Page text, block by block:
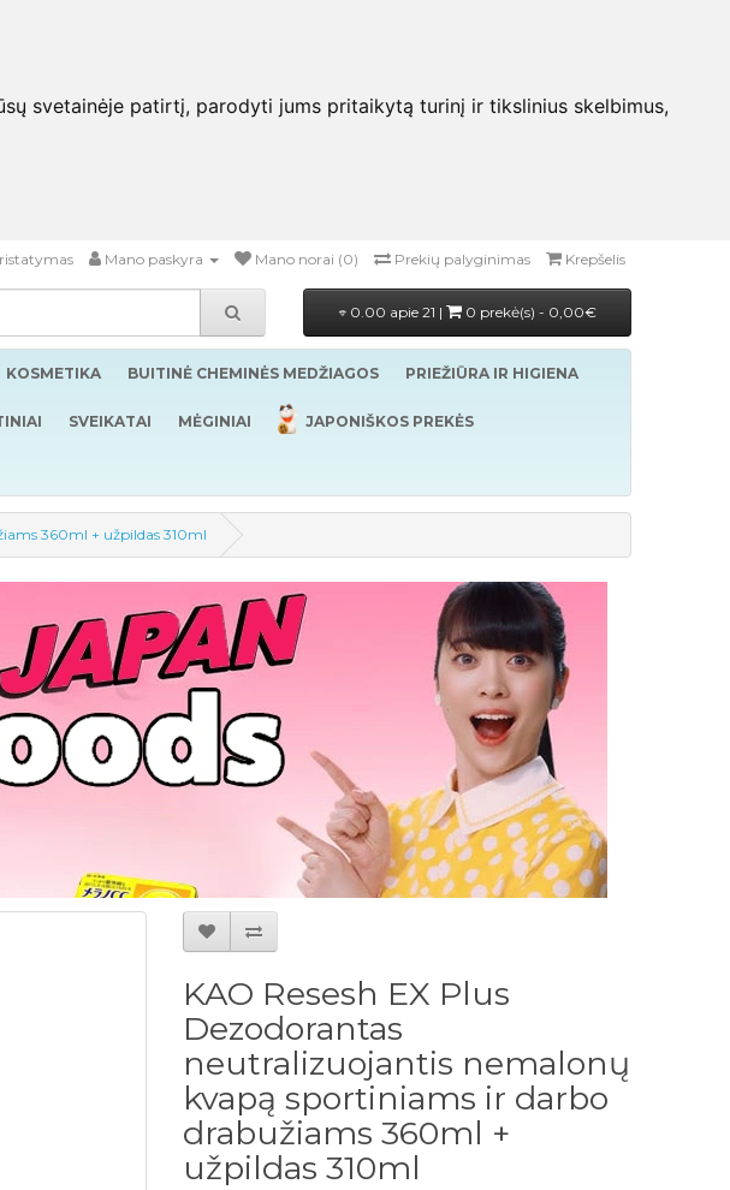
svetainėje patirtį, parodyti jums pritaikytą turinį ir tikslinius skelbimus,
Mano paskyra Mano norai (0) Prekių palyginimas Krepšelis
0.00 apie 21 | 0 prekė(s) - 0,00€
KOSMETIKA BUITINĖ CHEMINĖS MEDŽIAGOS PRIEŽIŪRA IR HIGIENA
SVEIKATAI MĖGINIAI JAPONIŠKOS PREKĖS
360ml + užpildas 310ml
KAO Resesh EX Plus
Dezodorantas
neutralizuojantis nemalonų
kvapą sportiniams ir darbo
drabužiams 360ml +
užpildas 310ml